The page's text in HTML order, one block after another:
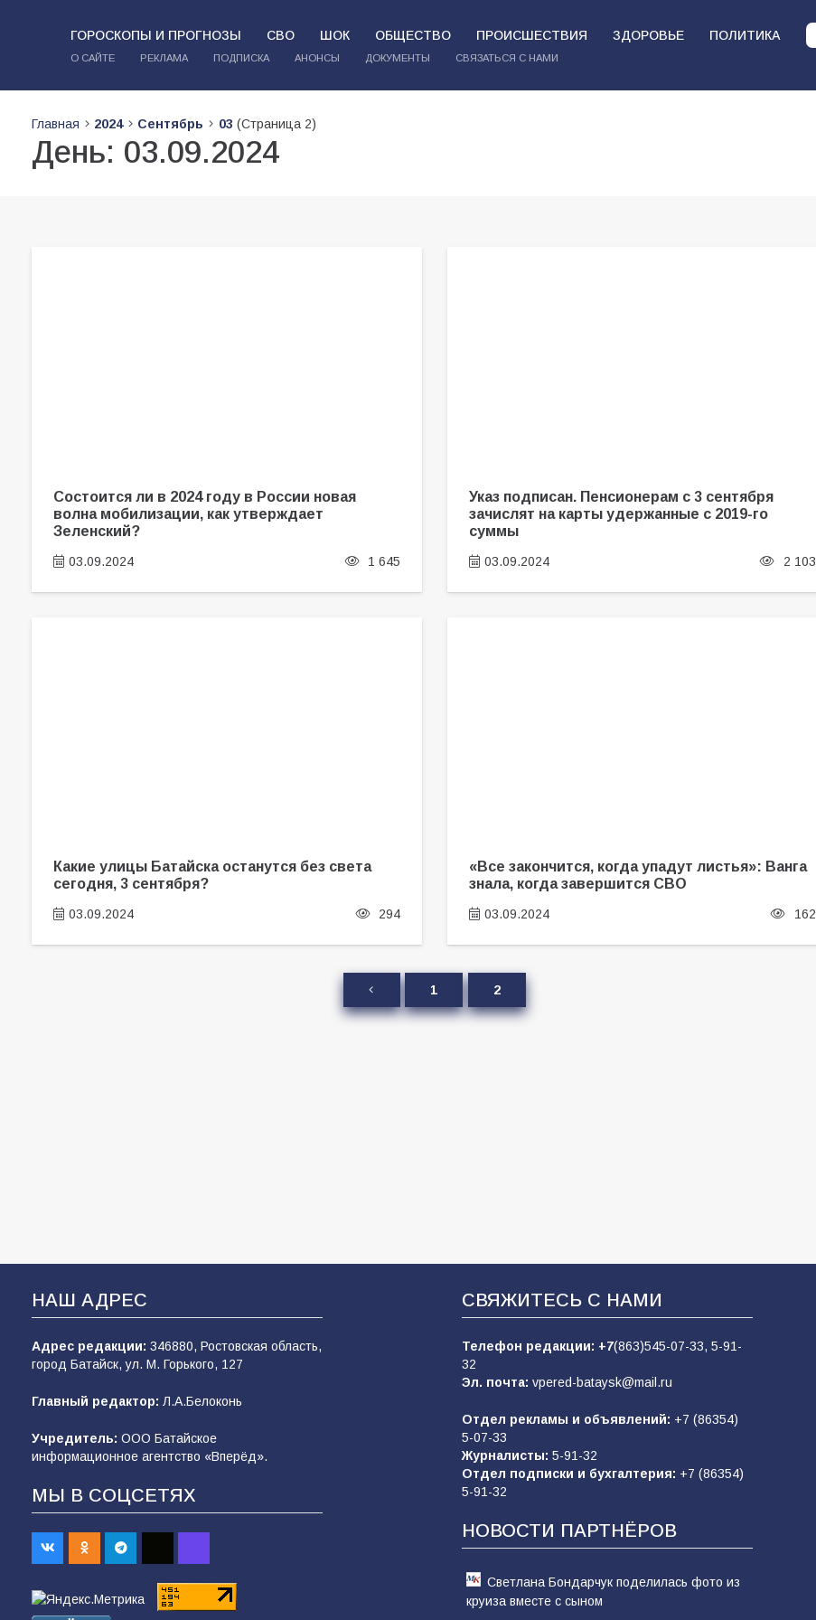
ГОРОСКОПЫ И ПРОГНОЗЫ СВО ШОК ОБЩЕСТВО ПРОИСШЕСТВИЯ ЗДОРОВЬЕ ПОЛИТИКА
О САЙТЕ РЕКЛАМА ПОДПИСКА АНОНСЫ ДОКУМЕНТЫ СВЯЗАТЬСЯ С НАМИ
Главная 2024 Сентябрь 03 (Страница 2)
День: 03.09.2024
Состоится ли в 2024 году в России новая
волна мобилизации, как утверждает
Зеленский?
03.09.2024 1 645
Указ подписан. Пенсионерам с 3 сентября
зачислят на карты удержанные с 2019-го
суммы
03.09.2024 2 103
Какие улицы Батайска останутся без света
сегодня, 3 сентября?
03.09.2024 294
«Все закончится, когда упадут листья»: Ванга
знала, когда завершится СВО
03.09.2024 162
1 2
НАШ АДРЕС
Адрес редакции: 346880, Ростовская область,
город Батайск, ул. М. Горького, 127
Главный редактор: Л.А.Белоконь
Учредитель: ООО Батайское
информационное агентство «Вперёд».
МЫ В СОЦСЕТЯХ
СВЯЖИТЕСЬ С НАМИ
Телефон редакции: +7(863)545-07-33, 5-91-
32
Эл. почта: vpered-bataysk@mail.ru
Отдел рекламы и объявлений: +7 (86354)
5-07-33
Журналисты: 5-91-32
Отдел подписки и бухгалтерия: +7 (86354)
5-91-32
НОВОСТИ ПАРТНЁРОВ
Светлана Бондарчук поделилась фото из
круиза вместе с сыном